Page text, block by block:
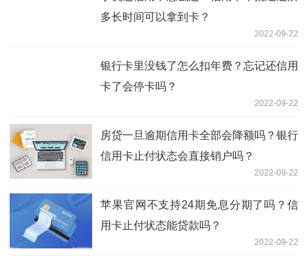
多长时间可以拿到卡？
2022-09-22
银行卡里没钱了怎么扣年费？忘记还信用
卡了会停卡吗？
2022-09-22
房贷一旦逾期信用卡全部会降额吗？银行
信用卡止付状态会直接销户吗？
2022-09-22
苹果官网不支持24期免息分期了吗？信
用卡止付状态能贷款吗？
2022-09-22